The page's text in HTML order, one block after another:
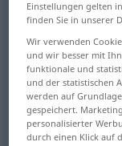
Übersicht aller
(Für mehr Details
relación,
Weitere
Einstellungen gelten
finden Sie in unserer
Wir verwenden
und wir besser mit
funktionale und
und der statistischen
werden auf
gespeichert.
personalisierter
durch einen Klick auf